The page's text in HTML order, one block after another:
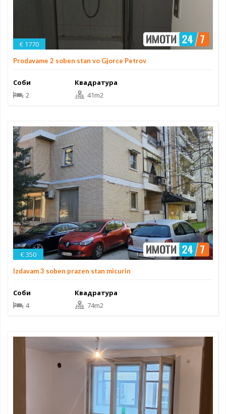
€ 1770
Prodavame 2 soben stan vo Gjorce Petrov
Соби
2
Квадратура
41m2
€ 350
Izdavam 3 soben prazen stan micurin
Соби
4
Квадратура
74m2